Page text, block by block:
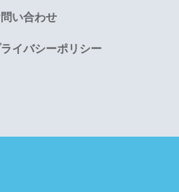
い合わせ
イバシーポリシー